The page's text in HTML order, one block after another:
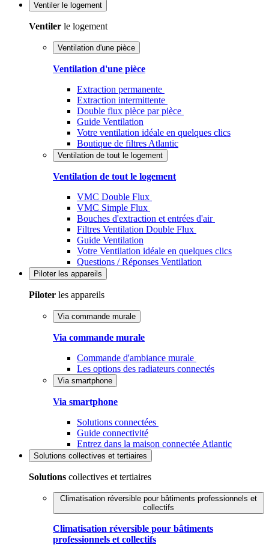
Ventiler le logement
Ventiler le logement
Ventilation d'une pièce
Ventilation d'une pièce
Extraction permanente
Extraction intermittente
Double flux pièce par pièce
Guide Ventilation
Votre ventilation idéale en quelques clics
Boutique de filtres Atlantic
Ventilation de tout le logement
Ventilation de tout le logement
VMC Double Flux
VMC Simple Flux
Bouches d'extraction et entrées d'air
Filtres Ventilation Double Flux
Guide Ventilation
Votre Ventilation idéale en quelques clics
Questions / Réponses Ventilation
Piloter les appareils
Piloter les appareils
Via commande murale
Via commande murale
Commande d'ambiance murale
Les options des radiateurs connectés
Via smartphone
Via smartphone
Solutions connectées
Guide connectivité
Entrez dans la maison connectée Atlantic
Solutions collectives et tertiaires
Solutions collectives et tertiaires
Climatisation réversible pour bâtiments professionnels et
collectifs
Climatisation réversible pour bâtiments
professionnels et collectifs